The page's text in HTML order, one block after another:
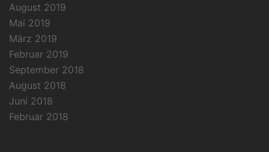
August 2019
Mai 2019
März 2019
Februar 2019
September 2018
August 2018
Juni 2018
Februar 2018